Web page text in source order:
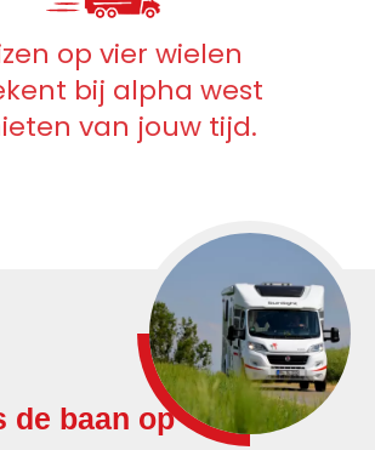
op vier wielen
bij alpha west
van jouw tijd.
de baan op